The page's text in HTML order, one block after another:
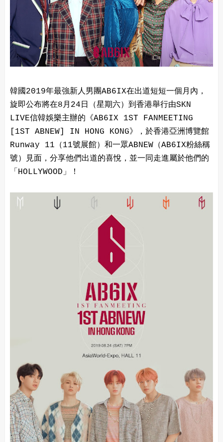
韓國2019年最強新人男團AB6IX在出道短短一個月內，
旋即公布將在8月24日（星期六）到香港舉行由SKN
LIVE信韓娛樂主辦的《AB6IX 1ST FANMEETING
[1ST ABNEW] IN HONG KONG》，於香港亞洲博覽館
Runway 11（11號展館）和一眾ABNEW（AB6IX粉絲稱
號）見面，分享他們出道的喜悅，並一同走進屬於他們的
「HOLLYWOOD」！